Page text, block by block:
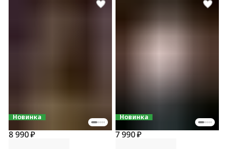
Новинка
8 990 ₽
Новинка
7 990 ₽